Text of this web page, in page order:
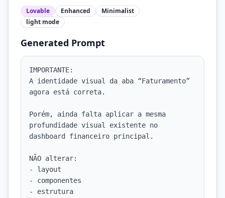
Lovable Enhanced
Minimalist
light mode
Generated Prompt
IMPORTANTE:
A identidade visual da aba “Faturamento”
agora está correta.
Porém, ainda falta aplicar a mesma
profundidade visual existente no
dashboard financeiro principal.
NÃO alterar:
- layout
- componentes
- estrutura